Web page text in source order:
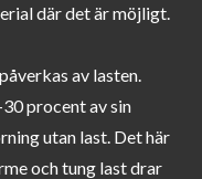
där det är möjligt.
av lasten.
procent av sin
utan last. Det här
och tung last drar